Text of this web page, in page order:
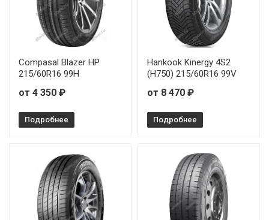
Compasal Blazer HP
215/60R16 99H
от 4 350 ₽
Подробнее
Hankook Kinergy 4S2
(H750) 215/60R16 99V
от 8 470 ₽
Подробнее